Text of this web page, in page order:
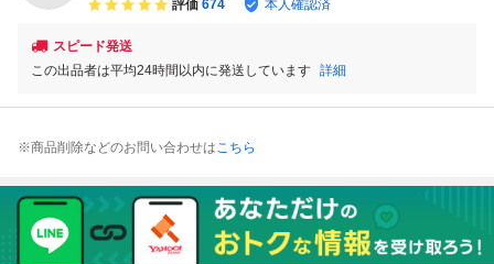
評価 674 本人確認済
スピード発送
この出品者は平均24時間以内に発送しています 詳細
※商品削除などのお問い合わせはこちら